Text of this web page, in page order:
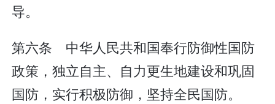
导。
第六条 中华人民共和国奉行防御性国防
政策，独立自主、自力更生地建设和巩固
国防，实行积极防御，坚持全民国防。